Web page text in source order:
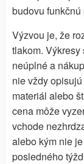
budovu
Výzvou je, že
tlakom.
neúplné a
nie vždy
materiál alebo
cena môže
vchode
alebo kým nie
posledného